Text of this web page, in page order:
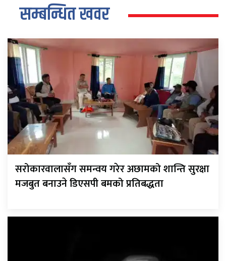
सम्बन्धित खवर
सरोकारवालासँग समन्वय गरेर अछामको शान्ति सुरक्षा
मजबुत बनाउने डिएसपी बमको प्रतिबद्धता